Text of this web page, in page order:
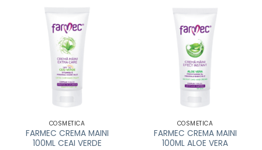
COSMETICA
FARMEC CREMA MAINI
100ML CEAI VERDE
COSMETICA
FARMEC CREMA MAINI
100ML ALOE VERA